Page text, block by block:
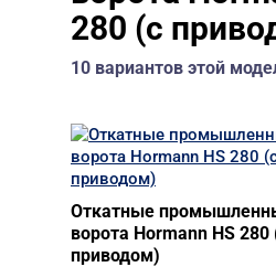
280 (с
10 вариантов этой
Откатные
ворота Hormann HS 280
приводом)